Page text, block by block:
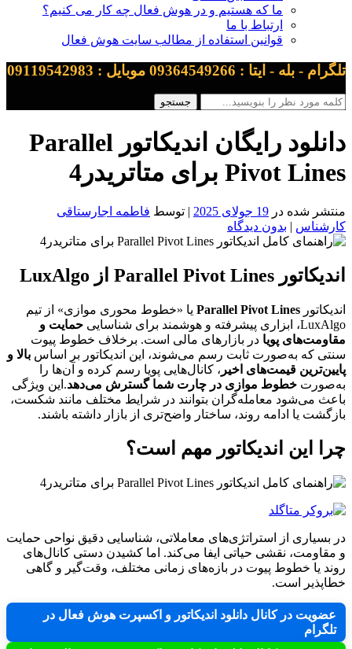
ما که هستیم و در هوش فعال چه کار می کنیم؟
ارتباط با ما
قوانین استفاده از مطالب سایت هوش فعال
تلگرام - بله - ایتا : 09364549266 موبایل : 09119542983
دانلود رایگان اندیکاتور Parallel
Pivot Lines برای متاتریدر4
منتشر شده در 19 جولای 2025 | توسط فاطمه اجارستاقی
کارشناس | بدون دیدگاه
اندیکاتور Parallel Pivot Lines از LuxAlgo
اندیکاتور Parallel Pivot Lines یا «خطوط محوری موازی» از تیم
LuxAlgo، ابزاری پیشرفته و هوشمند برای شناسایی
حمایت و
مقاومت‌های پویا در بازارهای مالی است. برخلاف خطوط پیوت
سنتی که به‌صورت ثابت رسم می‌شوند، این اندیکاتور بر اساس بالا و
پایین‌ترین قیمت‌های اخیر ، کانال‌هایی پویا رسم کرده و آن‌ها را
به‌صورت خطوط موازی در چارت شما گسترش می‌دهد.این ویژگی
باعث می‌شود معامله‌گران بتوانند در شرایط مختلف مانند شکست،
بازگشت یا ادامه روند، ساختار واضح‌تری از بازار داشته باشند.
چرا این اندیکاتور مهم است؟
در بسیاری از استراتژی‌های معاملاتی، شناسایی دقیق نواحی حمایت
و مقاومت، نقشی حیاتی ایفا می‌کند. اما کشیدن دستی کانال‌های
روند یا خطوط پیوت در بازه‌های زمانی مختلف، وقت‌گیر و گاهی
خطاپذیر است.
عضویت در کانال دانلود اندیکاتور و اکسپرت هوش فعال در
تلگرام